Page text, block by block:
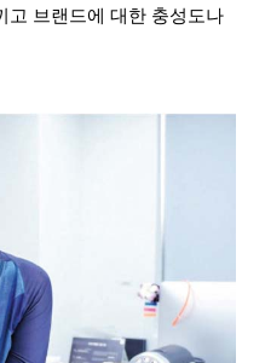
고 브랜드에 대한 충성도나